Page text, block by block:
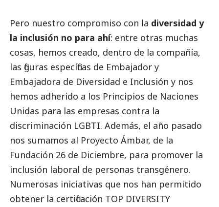
Pero nuestro compromiso con la diversidad y
la inclusión no para ahí: entre otras muchas
cosas, hemos creado, dentro de la compañía,
las figuras específicas de Embajador y
Embajadora de Diversidad e Inclusión y nos
hemos adherido a los Principios de Naciones
Unidas para las empresas contra la
discriminación LGBTI. Además, el año pasado
nos sumamos al Proyecto Ámbar, de la
Fundación 26 de Diciembre, para promover la
inclusión laboral de personas transgénero.
Numerosas iniciativas que nos han permitido
obtener la certificación TOP DIVERSITY